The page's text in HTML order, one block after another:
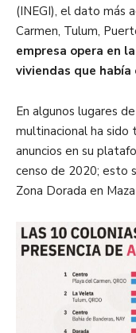
(INEGI), el dato más
Carmen, Tulum,
empresa opera en
viviendas que había
En algunos lugares
multinacional ha sido
anuncios en su
censo de 2020; esto
Zona Dorada en